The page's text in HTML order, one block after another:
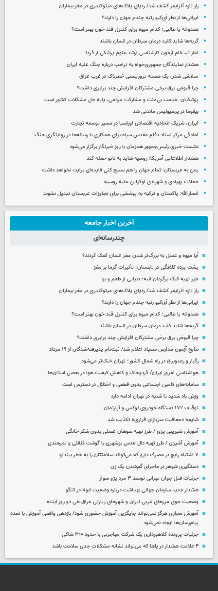
راز تازه آلزایمر کشف شد/ ردپای پلاک‌های میتوکندری در مغز بیماران
ایرانی‌ها از نظر آی‌کیو رتبه چندم جهان را دارند؟
هندوانه یا طالبی؛ کدام‌ میوه برای کنترل قند خون بهتر است؟
گربه‌ها شاید کلید درمان سرطان در انسان باشند
آغاز ثبت‌نام‌ آزمون کارشناسی ارشد علوم پزشکی از فردا
هشدار نمایندگان جمهوری‌خواه به ترامپ درباره جنگ علیه ایران
متلاشی شدن یک هسته تروریستی خطرناک در غرب عراق
چرا قبوض برق برخی مشترکان افزایش چند برابری داشت؟
پزشکیان: خدمت بی‌منت و مشارکت مردمی، پایه حل مشکلات کشور است
بیفوما در پرسپولیس ماندنی شد
ایران، شریک اتحادیه اقتصادی اوراسیا در مسیر توسعه تجارت
آمادگی مرکز اسناد دفاع مقدس سپاه برای همکاری با رسانه‌ها در روایتگری جنگ
نشست خبری رئیس‌جمهور همزمان با روز خبرنگار برگزار می‌شود
هشدار اطلاعاتی آمریکا: روسیه شاید به ناتو حمله کند
یمن به عربستان: تمام جهان را هم بسیج کنی فایده‌ای برایت نخواهد داشت
حملات پهپادی و شهپادی اوکراین علیه روسیه
انصارالله: پاکستان و ترکیه به پوششی برای تجاوزات عربستان تبدیل نشوند
آخرین اخبار جامعه
چندرسانه‌ای
آیا میوه و عسل به بزرگ‌تر شدن مغز انسان کمک کردند؟
پشت پرده کلافگی در تابستان؛ تأثیرات گرما بر مغز
طرز تهیه کیک برگردان انبه؛ دنیایی از طعم و بو
راز تازه آلزایمر کشف شد/ ردپای پلاک‌های میتوکندری در مغز بیماران
ایرانی‌ها از نظر آی‌کیو رتبه چندم جهان را دارند؟
هندوانه یا طالبی؛ کدام‌ میوه برای کنترل قند خون بهتر است؟
گربه‌ها شاید کلید درمان سرطان در انسان باشند
چرا قبوض برق برخی مشترکان افزایش چند برابری داشت؟
نتایج آزمون مدارس سمپاد اعلام شد/ ثبت‌نام پذیرفته‌شدگان از ۱۹ مرداد
رگبار و رعدوبرق در راه شمال کشور؛ تهران خنک‌تر می‌شود
هواشناسی امروز ایران/ گردوخاک و کاهش کیفیت هوا در بعضی استان‌ها
سامانه‌های تامین اجتماعی بدون قطعی و اختلال در دسترس است
وزش باد شدید تا شنبه در تهران ادامه دارد
توقیف ۱۷۲ دستگاه خودروی لوکس و آپارتمان
شایعه «معافیت سربازان فراری» تکذیب شد
آموزش شیرینی پزی / طرز تهیه سوهان عسلی بدون شکر خانگی
آموزش آشپزی / طرز تهیه دال عدس بوشهری با گوشت قلقلی و تمرهندی
۷ اشتباه رایج در مصرف دارو که می‌تواند سلامتتان را به خطر بیندازد
دستگیری شوهر در ماجرای گم‌شدن یک زن
جزئیات قتل جوان تهرانی توسط ۳ مرد پژو سوار
هشدار جدید سازمان جهانی بهداشت درباره وضعیت ابولا در کنگو
وضعیت جوی مرزهای غربی ایران و شهرهای زیارتی عراق طی دو روز آینده
آموزش مجازی هرگز نمی‌تواند جایگزین آموزش حضوری شود/ بازدهی واقعی آموزش با تعدد
پیام‌رسان‌ها ایجاد نمی‌شود
جزئیات پرونده کلاهبرداری یک شرکت مهاجرتی با حدود ۳۰۰ شاکی
۴ علامت هشدار در پاها که می‌تواند نشانه مشکلات جدی سلامت باشد